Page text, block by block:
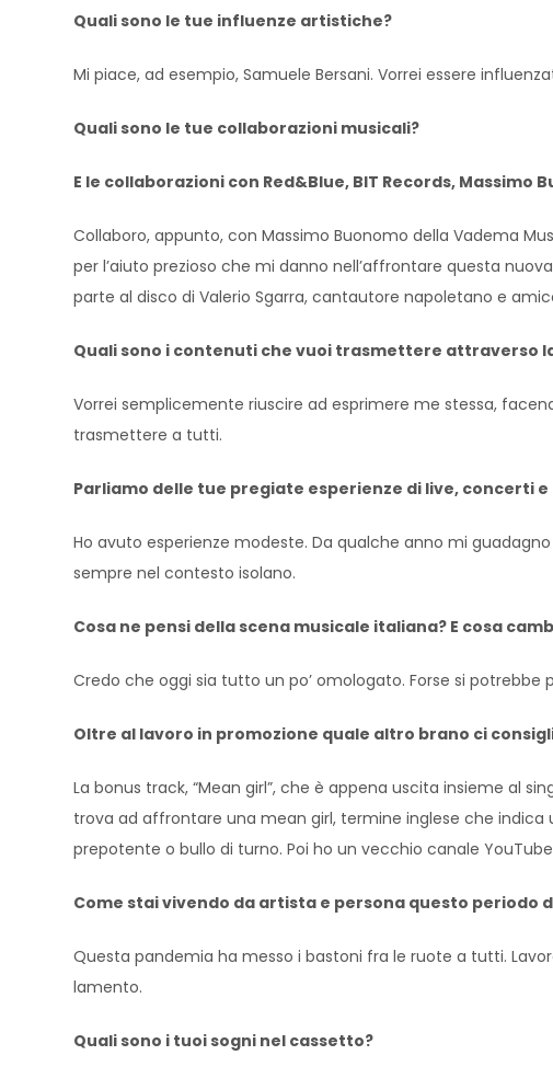
Quali sono le tue influenze artistiche?
Mi piace, ad esempio, Samuele Bersani. Vorrei essere
Quali sono le tue collaborazioni musicali?
E le collaborazioni con Red&Blue, BIT Records,
Collaboro, appunto, con Massimo Buonomo della Vadema
per l’aiuto prezioso che mi danno nell’affrontare questa
parte al disco di Valerio Sgarra, cantautore napoletano e
Quali sono i contenuti che vuoi trasmettere attraverso
Vorrei semplicemente riuscire ad esprimere me stessa,
trasmettere a tutti.
Parliamo delle tue pregiate esperienze di live, concerti e
Ho avuto esperienze modeste. Da qualche anno mi
sempre nel contesto isolano.
Cosa ne pensi della scena musicale italiana? E cosa
Credo che oggi sia tutto un po’ omologato. Forse si potrebbe
Oltre al lavoro in promozione quale altro brano ci
La bonus track, “Mean girl”, che è appena uscita insieme al
trova ad affrontare una mean girl, termine inglese che
prepotente o bullo di turno. Poi ho un vecchio canale
Come stai vivendo da artista e persona questo periodo
Questa pandemia ha messo i bastoni fra le ruote a tutti.
lamento.
Quali sono i tuoi sogni nel cassetto?